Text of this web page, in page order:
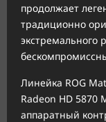
продолжает
традиционно
экстремального
Линейка ROG
Radeon HD 5870
аппаратный